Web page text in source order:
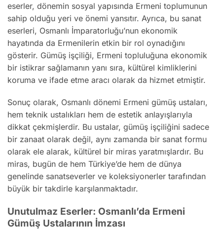
eserler, dönemin sosyal yapısında Ermeni toplumunun
sahip olduğu yeri ve önemi yansıtır. Ayrıca, bu sanat
eserleri, Osmanlı İmparatorluğu’nun ekonomik
hayatında da Ermenilerin etkin bir rol oynadığını
gösterir. Gümüş işçiliği, Ermeni topluluğuna ekonomik
bir istikrar sağlamanın yanı sıra, kültürel kimliklerini
koruma ve ifade etme aracı olarak da hizmet etmiştir.
Sonuç olarak, Osmanlı dönemi Ermeni gümüş ustaları,
hem teknik ustalıkları hem de estetik anlayışlarıyla
dikkat çekmişlerdir. Bu ustalar, gümüş işçiliğini sadece
bir zanaat olarak değil, aynı zamanda bir sanat formu
olarak ele alarak, kültürel bir miras yaratmışlardır. Bu
miras, bugün de hem Türkiye’de hem de dünya
genelinde sanatseverler ve koleksiyonerler tarafından
büyük bir takdirle karşılanmaktadır.
Unutulmaz Eserler: Osmanlı’da Ermeni
Gümüş Ustalarının İmzası